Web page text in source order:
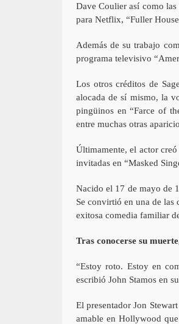
Dave Coulier así como
para Netflix, “Fuller
Además de su trabajo
programa televisivo
Los otros créditos de
alocada de sí mismo, la
pingüinos en “Farce of
entre muchas otras
Últimamente, el actor
invitadas en “Masked
Nacido el 17 de mayo de
Se convirtió en una de las
exitosa comedia familiar
Tras conocerse su
“Estoy roto. Estoy en
escribió John Stamos en
El presentador Jon
amable en Hollywood